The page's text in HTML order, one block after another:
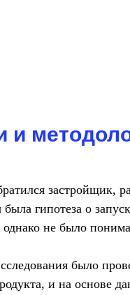
и
застройщик,
гипотеза о
однако не было
было
и на основе